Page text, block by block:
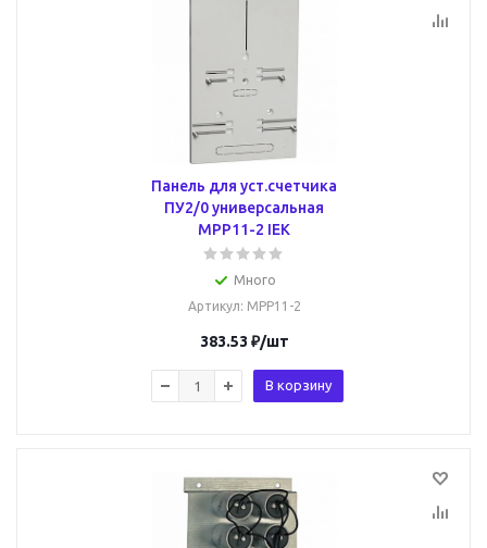
Панель для уст.счетчика
ПУ2/0 универсальная
MPP11-2 IEK
Много
Артикул: MPP11-2
383.53 ₽/шт
В корзину